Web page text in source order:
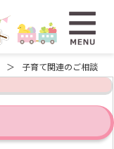
子育て関連のご相談